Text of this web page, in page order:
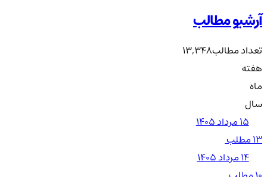
آرشیو مطالب
تعداد مطالب13,348
هفته
ماه
سال
۱۵ مرداد ۱۴۰۵
13 مطلب
۱۴ مرداد ۱۴۰۵